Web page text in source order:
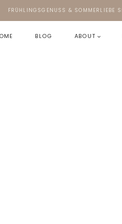
FRÜHLINGSGENUSS & SOMMERLIEBE
BLOG ABOUT